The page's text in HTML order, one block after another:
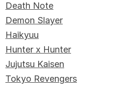
Death Note
Demon Slayer
Haikyuu
Hunter x Hunter
Jujutsu Kaisen
Tokyo Revengers